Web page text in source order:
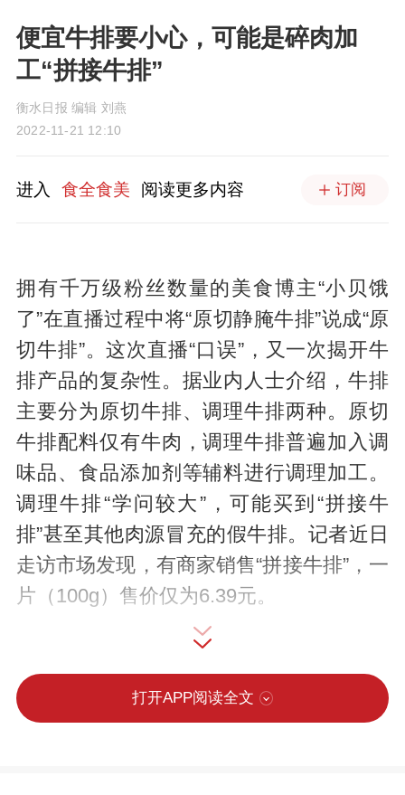
便宜牛排要小心，可能是碎肉加
工“拼接牛排”
衡水日报 编辑 刘燕
2022-11-21 12:10
进入 食全食美 阅读更多内容 订阅
拥有千万级粉丝数量的美食博主“小贝饿
了”在直播过程中将“原切静腌牛排”说成“原
切牛排”。这次直播“口误”，又一次揭开牛
排产品的复杂性。据业内人士介绍，牛排
主要分为原切牛排、调理牛排两种。原切
牛排配料仅有牛肉，调理牛排普遍加入调
味品、食品添加剂等辅料进行调理加工。
调理牛排“学问较大”，可能买到“拼接牛
排”甚至其他肉源冒充的假牛排。记者近日
走访市场发现，有商家销售“拼接牛排”，一
片（100g）售价仅为6.39元。
用碎牛肉加工“拼接牛排”很普遍，因价格低
廉受到西餐厅等场所欢迎。有不少工厂专
打开APP阅读全文